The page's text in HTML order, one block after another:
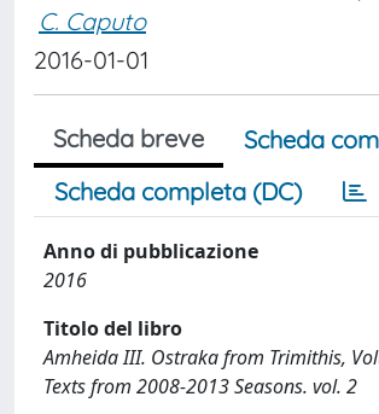
C. Caputo
2016-01-01
Scheda breve
Scheda
Scheda completa (DC)
Anno di pubblicazione
2016
Titolo del libro
Amheida III. Ostraka from Trimithis,
Texts from 2008-2013 Seasons. vol. 2